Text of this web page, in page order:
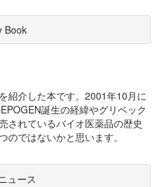
Book
紹介した本です。2001年10月に
誕生の経緯やグリベック
されているバイオ医薬品の歴史
のではないかと思います。
ュース